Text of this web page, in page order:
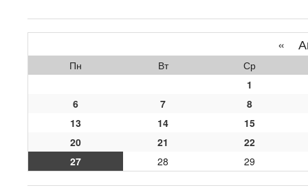
«
Пн Вт
Ср
1
6
7
8
13
14
15
20
21
22
27
28 29